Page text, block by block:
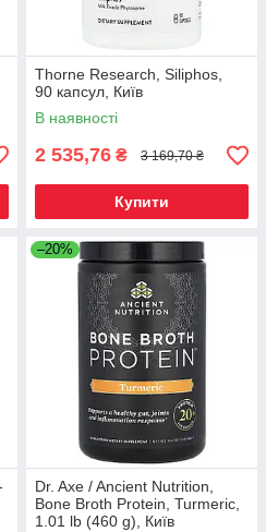
Thorne Research, Siliphos,
90 капсул, Київ
В наявності
2 535,76 ₴ 3 169,70 ₴
Купити
–20%
Dr. Axe / Ancient Nutrition,
Bone Broth Protein, Turmeric,
1.01 lb (460 g), Київ